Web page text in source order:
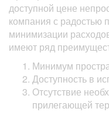
доступной цене
компания с радостью
минимизации
имеют ряд
Минимум
Доступность в
Отсутствие
прилегающей